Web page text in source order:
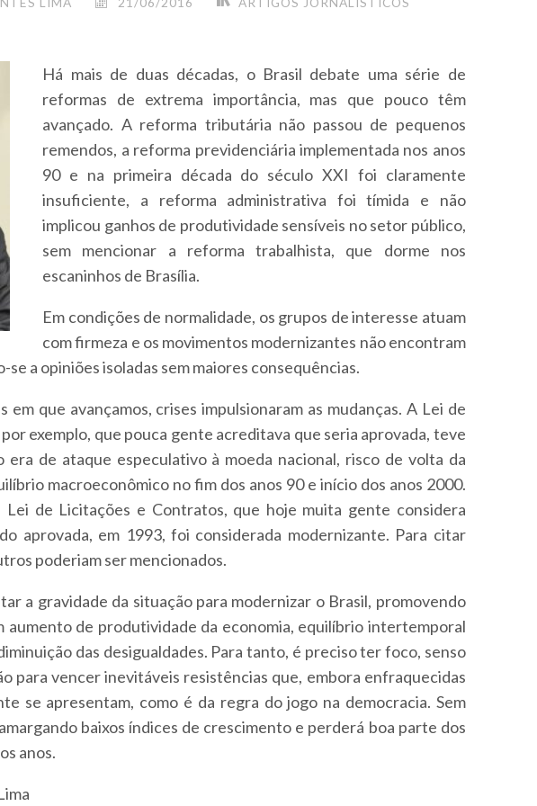
Há mais de duas décadas, o Brasil debate uma série de
reformas de extrema importância, mas que pouco têm
avançado. A reforma tributária não passou de pequenos
remendos, a reforma previdenciária implementada nos anos
90 e na primeira década do século XXI foi claramente
insuficiente, a reforma administrativa foi tímida e não
implicou ganhos de produtividade sensíveis no setor público,
sem mencionar a reforma trabalhista, que dorme nos
escaninhos de Brasília.
Em condições de normalidade, os grupos de interesse atuam
com firmeza e os movimentos modernizantes não encontram
a opiniões isoladas sem maiores consequências.
em que avançamos, crises impulsionaram as mudanças. A Lei de
exemplo, que pouca gente acreditava que seria aprovada, teve
de ataque especulativo à moeda nacional, risco de volta da
macroeconômico no fim dos anos 90 e início dos anos 2000.
Lei de Licitações e Contratos, que hoje muita gente considera
aprovada, em 1993, foi considerada modernizante. Para citar
poderiam ser mencionados.
a gravidade da situação para modernizar o Brasil, promovendo
aumento de produtividade da economia, equilíbrio intertemporal
das desigualdades. Para tanto, é preciso ter foco, senso
para vencer inevitáveis resistências que, embora enfraquecidas
se apresentam, como é da regra do jogo na democracia. Sem
baixos índices de crescimento e perderá boa parte dos
anos.